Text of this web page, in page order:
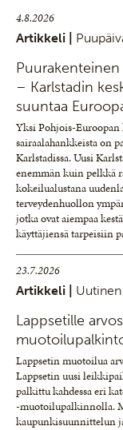
4.8.2026
Artikkeli |
Puurakenteinen
– Karlstadin
suuntaa
Yksi Pohjois-
sairaalahankkeista on
Karlstadissa. Uusi
enemmän kuin pelkkä
kokeilualustana
terveydenhuollon
jotka ovat aiempaa
käyttäjiensä tarpeisiin
23.7.2026
Artikkeli | Uutinen
Lappsetille
Lappsetin muotoilua
Lappsetin uusi
palkittu kahdessa eri
-muotoilupalkinnolla.
kaupunkisuunnittelun